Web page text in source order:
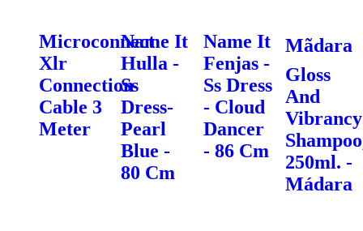
Microconnect
Xlr
Connection
Cable 3
Meter
Name It
Hulla -
Ss
Dress-
Pearl
Blue -
80 Cm
Name It
Fenjas -
Ss Dress
- Cloud
Dancer
- 86 Cm
Mãdara
Gloss
And
Vibrancy
250ml. -
Mádara